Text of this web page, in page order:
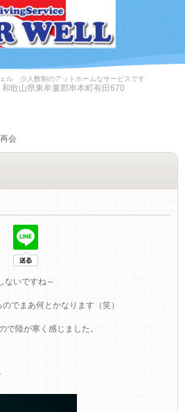
ル 少人数制のアットホームなサービスです
歌山県東牟婁郡串本町有田670
会
ないですね～
でまあ何とかなります（笑）
陸が寒く感じました。